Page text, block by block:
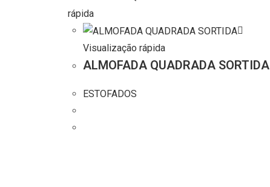
rápida
Visualização rápida
ALMOFADA QUADRADA SORTIDA
ESTOFADOS